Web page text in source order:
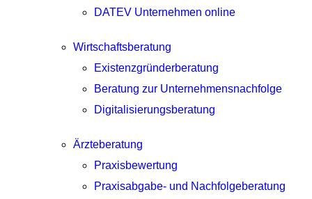
DATEV Unternehmen online
Wirtschaftsberatung
Existenzgründerberatung
Beratung zur Unternehmensnachfolge
Digitalisierungsberatung
Ärzteberatung
Praxisbewertung
Praxisabgabe- und Nachfolgeberatung